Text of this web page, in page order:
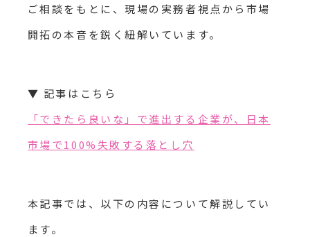
ご相談をもとに、現場の実務者視点から市場
開拓の本音を鋭く紐解いています。
▼ 記事はこちら
「できたら良いな」で進出する企業が、日本
市場で100%失敗する落とし穴
本記事では、以下の内容について解説してい
ます。